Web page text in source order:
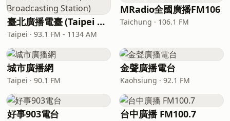
臺北廣播電臺 (Taipei Broadcasting Station)
Taipei · 93.1 FM - 1134 AM
MRadio全國廣播FM106
Taichung · 106.1 FM
城市廣播網
Taipei · 90.1 FM
金聲廣播電台
Kaohsiung · 92.1 FM
好事903電台 台中廣播 FM100.7